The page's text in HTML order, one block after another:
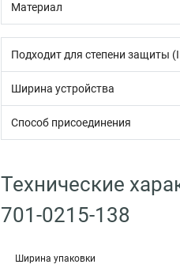
Материал
Подходит для степени защиты
Ширина устройства
Способ присоединения
Технические
701-0215-138
Ширина упаковки